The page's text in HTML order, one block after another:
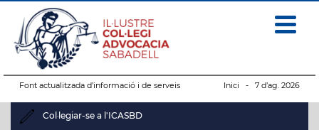
Font actualitzada d’informació i de serveis Inici - 7 d’ag. 2026
Col·legiar-se a l'ICASBD